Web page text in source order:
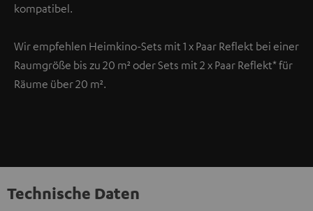
kompatibel.
Wir empfehlen Heimkino-Sets mit 1 x Paar Reflekt bei einer
Raumgröße bis zu 20 m² oder Sets mit 2 x Paar Reflekt* für
Räume über 20 m².
Technische Daten